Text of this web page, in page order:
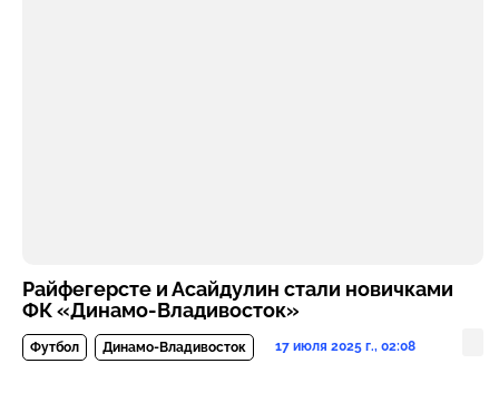
Райфегерсте и Асайдулин стали новичками
ФК «Динамо-Владивосток»
Футбол Динамо-Владивосток 17 июля 2025 г., 02:08